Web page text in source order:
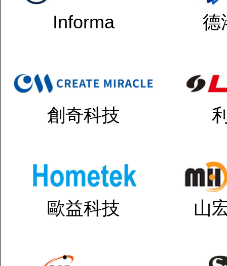
Informa 德
創奇科技
歐益科技 山